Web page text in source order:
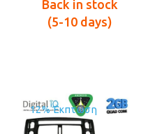
€229.00.
τιμή
είναι:
Back in stock
(5-10 days)
12% Έκπτωση